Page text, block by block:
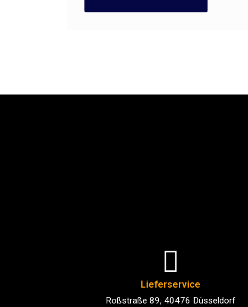
Lieferservice
Roßstraße 89, 40476 Düsseldorf